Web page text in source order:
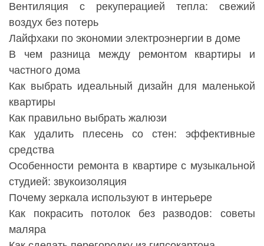
Вентиляция с рекуперацией тепла: свежий
воздух без потерь
Лайфхаки по экономии электроэнергии в доме
В чем разница между ремонтом квартиры и
частного дома
Как выбрать идеальный дизайн для маленькой
квартиры
Как правильно выбрать жалюзи
Как удалить плесень со стен: эффективные
средства
Особенности ремонта в квартире с музыкальной
студией: звукоизоляция
Почему зеркала используют в интерьере
Как покрасить потолок без разводов: советы
маляра